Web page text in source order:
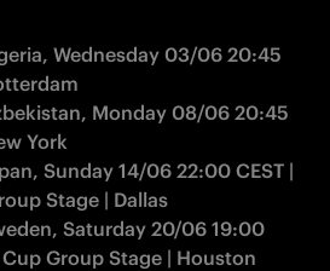
Wednesday 03/06 20:45
Monday 08/06 20:45
York
Sunday 14/06 22:00 CEST |
Stage | Dallas
Saturday 20/06 19:00
Group Stage | Houston